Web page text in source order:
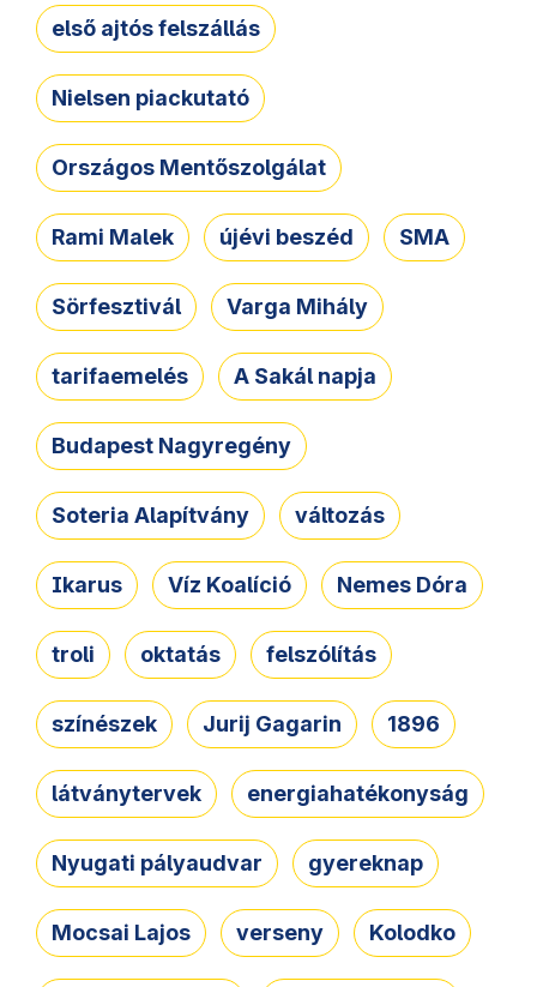
első ajtós felszállás
Nielsen piackutató
Országos Mentőszolgálat
Rami Malek újévi beszéd SMA
Sörfesztivál Varga Mihály
tarifaemelés A Sakál napja
Budapest Nagyregény
Soteria Alapítvány változás
Ikarus Víz Koalíció Nemes Dóra
troli oktatás felszólítás
színészek Jurij Gagarin 1896
látványtervek energiahatékonyság
Nyugati pályaudvar gyereknap
Mocsai Lajos verseny Kolodko